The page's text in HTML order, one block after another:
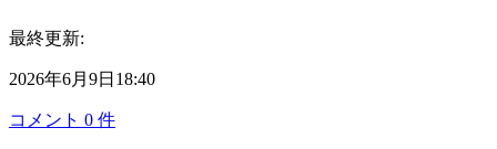
最終更新:
2026年6月9日18:40
コメント 0 件